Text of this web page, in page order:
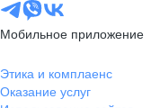
Мобильное приложение
Этика и комплаенс
Оказание услуг